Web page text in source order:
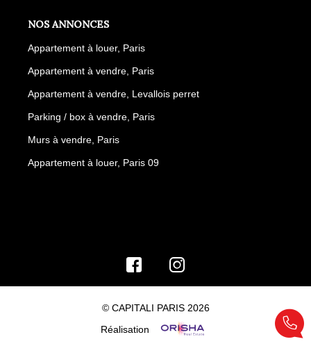
NOS ANNONCES
Appartement à louer, Paris
Appartement à vendre, Paris
Appartement à vendre, Levallois perret
Parking / box à vendre, Paris
Murs à vendre, Paris
Appartement à louer, Paris 09
© CAPITALI PARIS 2026
Réalisation